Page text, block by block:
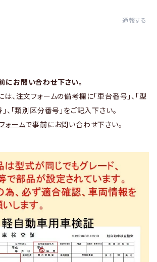
通報する
にお問い合わせ下さい。
は、注文フォームの備考欄に「車台番号」、「型
、「類別区分番号」をご記入下さい。
ォームで事前にお問い合わせ下さい。